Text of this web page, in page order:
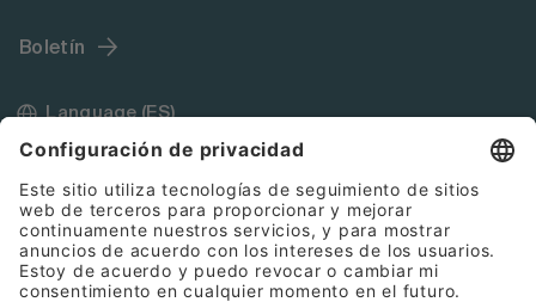
Boletín
Language (ES)